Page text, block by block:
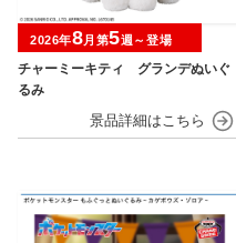
チャーミーキティ グランデぬいぐ
るみ
2026年8月第5週～登場